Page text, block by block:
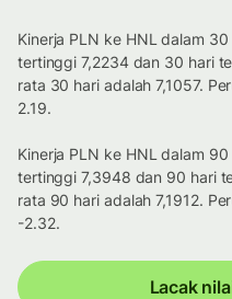
Kinerja PLN ke HNL dalam
tertinggi 7,2234 dan 30 hari
rata 30 hari adalah 7,1057.
2.19.
Kinerja PLN ke HNL dalam
tertinggi 7,3948 dan 90 hari
rata 90 hari adalah 7,1912.
-2.32.
Lacak